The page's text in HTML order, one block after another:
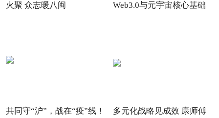
火聚 众志暖八闽
Web3.0与元宇宙核心基础
共同守“沪”，战在“疫”线！
多元化战略见成效 康师傅